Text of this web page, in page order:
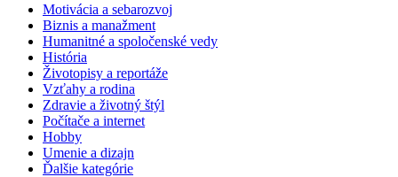
Motivácia a sebarozvoj
Biznis a manažment
Humanitné a spoločenské vedy
História
Životopisy a reportáže
Vzťahy a rodina
Zdravie a životný štýl
Počítače a internet
Hobby
Umenie a dizajn
Ďalšie kategórie